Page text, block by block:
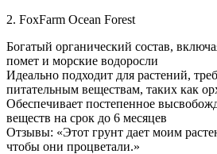
2. FoxFarm Ocean Forest
Богатый органический состав,
помет и морские водоросли
Идеально подходит для растений,
питательным веществам, таких как
Обеспечивает постепенное
веществ на срок до 6 месяцев
Отзывы: «Этот грунт дает моим
чтобы они процветали.»